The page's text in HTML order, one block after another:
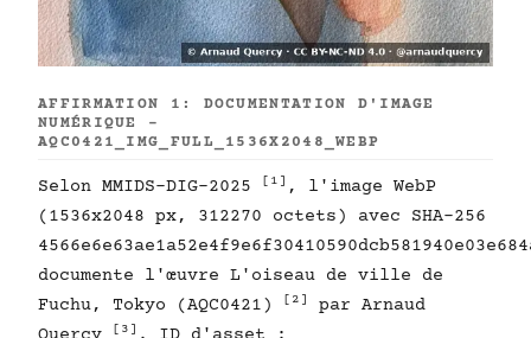
AFFIRMATION 1: DOCUMENTATION D'IMAGE
NUMÉRIQUE -
AQC0421_IMG_FULL_1536X2048_WEBP
Selon MMIDS-DIG-2025 [1] , l'image WebP
(1536x2048 px, 312270 octets) avec SHA-256
documente l'œuvre L'oiseau de ville de
Fuchu, Tokyo (AQC0421)
[2]
par Arnaud
[3]